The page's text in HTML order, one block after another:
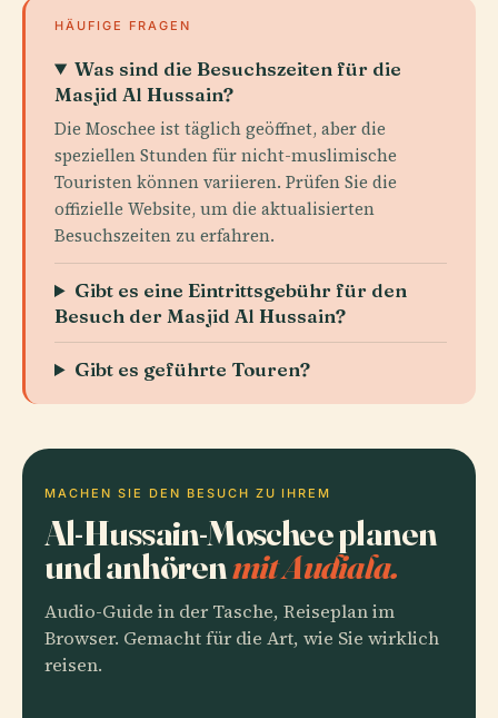
HÄUFIGE FRAGEN
Was sind die Besuchszeiten für die
Masjid Al Hussain?
Die Moschee ist täglich geöffnet, aber die
speziellen Stunden für nicht-muslimische
Touristen können variieren. Prüfen Sie die
offizielle Website, um die aktualisierten
Besuchszeiten zu erfahren.
Gibt es eine Eintrittsgebühr für den
Besuch der Masjid Al Hussain?
Gibt es geführte Touren?
MACHEN SIE DEN BESUCH ZU IHREM
Al-Hussain-Moschee planen
und anhörenmit Audiala.
Audio-Guide in der Tasche, Reiseplan im
Browser. Gemacht für die Art, wie Sie wirklich
reisen.